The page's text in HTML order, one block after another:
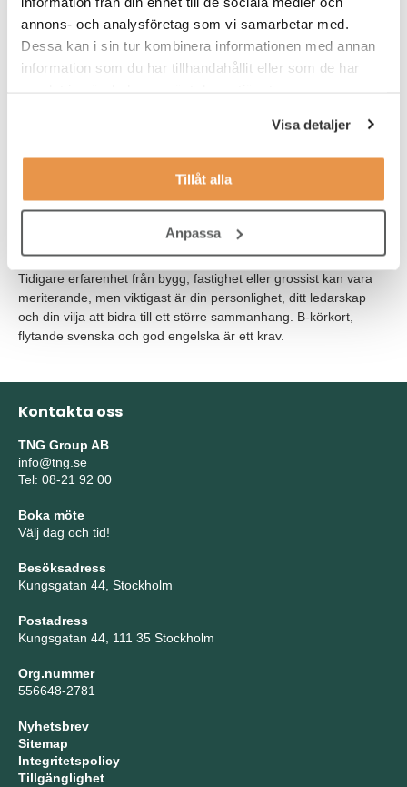
annons- och analysföretag som vi samarbetar med.
Dessa kan i sin tur kombinera informationen med annan
information som du har tillhandahållit eller som de har
Visa detaljer
Tillåt alla
Anpassa
funktioner, men personalansvar ligger enbart på utesäljarna.
Arbetet bedrivs huvudsakligen på plats, med ett starkt fokus på
närvaro och samverkan.
Vi söker dig som har erfarenhet av att leda säljteam, gärna inom
coachande och har ett affärsdrivet förhållningssätt. Du trivs i en
kultur som präglas av samarbete och ansvarstagande, och har
förmåga att skapa tillit och engagemang i gruppen. Du är van att
tydliga mål. Du ser intern samverkan som en naturlig del i att
lyckas och har lätt för att samarbeta med olika funktioner.
Tidigare erfarenhet från bygg, fastighet eller grossist kan vara
meriterande, men viktigast är din personlighet, ditt ledarskap
och din vilja att bidra till ett större sammanhang. B-körkort,
flytande svenska och god engelska är ett krav.
Kontakta oss
TNG Group AB
info@tng.se
Tel: 08-21 92 00
Boka möte
Välj dag och tid!
Besöksadress
Kungsgatan 44, Stockholm
Postadress
Kungsgatan 44, 111 35 Stockholm
Org.nummer
556648-2781
Nyhetsbrev
Sitemap
Integritetspolicy
Tillgänglighet